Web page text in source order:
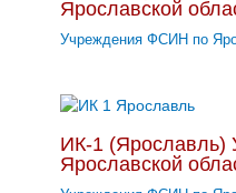
Ярославской
Учреждения ФСИН по
ИК-1
Ярославской